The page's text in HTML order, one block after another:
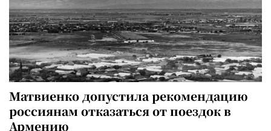
Матвиенко допустила рекомендацию
россиянам отказаться от поездок в
Армению